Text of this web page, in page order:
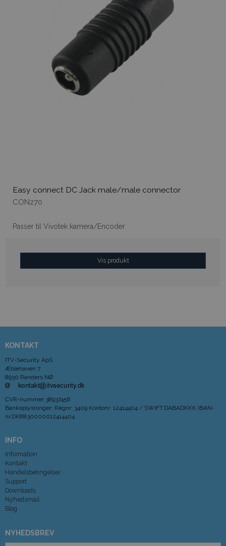
Easy connect DC Jack male/male connector
CON270
Passer til Vivotek kamera/Encoder
Vis produkt
KONTAKT
ITV-Security ApS
Æblehaven 7
8930 Randers NØ
CVR-nummer 38937456
Bankoplysninger: Regnr: 3409 Kontonr: 12414404 / SWIFT:DABADKKK IBAN-
nr.DK8830000012414404
INFO
Information
Kontakt
Handelsbetingelser
Support
Downloads
Nyhedsmail
Blog
NYHEDSBREV